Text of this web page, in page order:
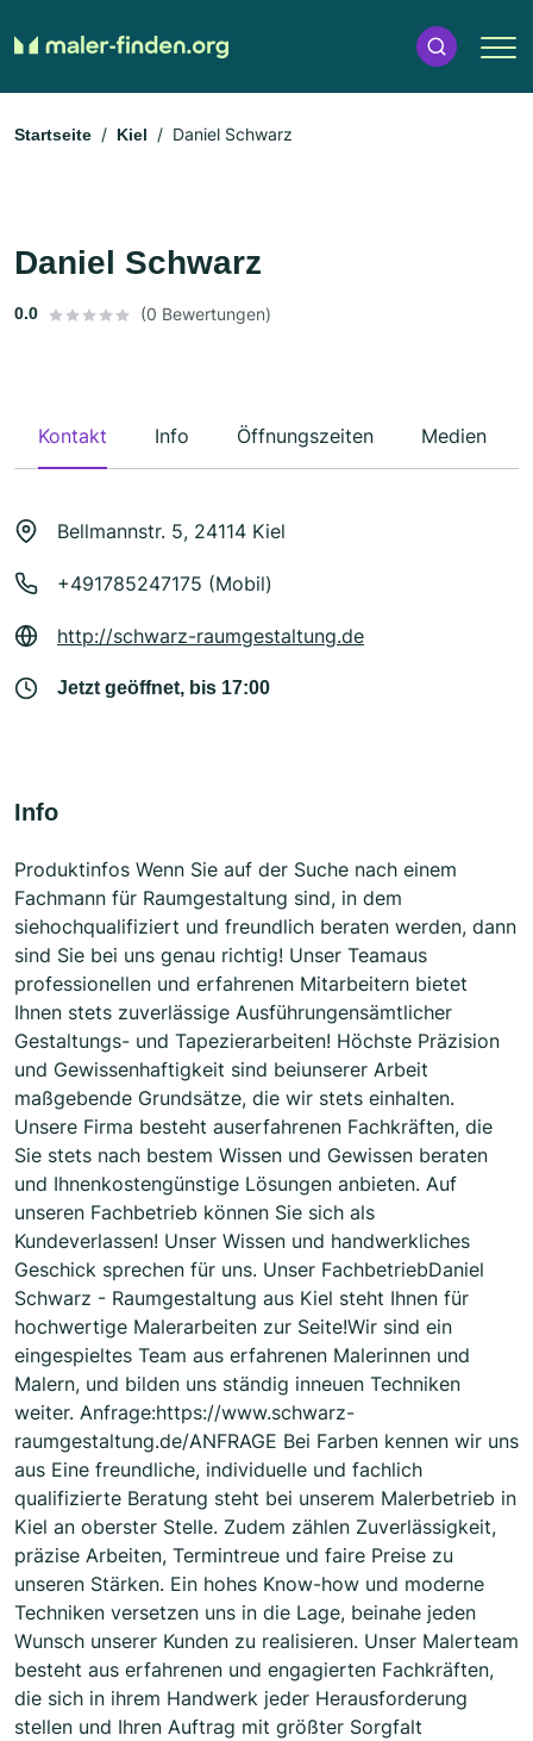
Startseite Kiel Daniel Schwarz
Daniel Schwarz
0.0 (0 Bewertungen)
Kontakt Info Öffnungszeiten Medien
Bellmannstr. 5, 24114 Kiel
+491785247175 (Mobil)
http://schwarz-raumgestaltung.de
Jetzt geöffnet, bis 17:00
Info
Produktinfos Wenn Sie auf der Suche nach einem
Fachmann für Raumgestaltung sind, in dem
siehochqualifiziert und freundlich beraten werden, dann
sind Sie bei uns genau richtig! Unser Teamaus
professionellen und erfahrenen Mitarbeitern bietet
Ihnen stets zuverlässige Ausführungensämtlicher
Gestaltungs- und Tapezierarbeiten! Höchste Präzision
und Gewissenhaftigkeit sind beiunserer Arbeit
maßgebende Grundsätze, die wir stets einhalten.
Unsere Firma besteht auserfahrenen Fachkräften, die
Sie stets nach bestem Wissen und Gewissen beraten
und Ihnenkostengünstige Lösungen anbieten. Auf
unseren Fachbetrieb können Sie sich als
Kundeverlassen! Unser Wissen und handwerkliches
Geschick sprechen für uns. Unser FachbetriebDaniel
Schwarz - Raumgestaltung aus Kiel steht Ihnen für
hochwertige Malerarbeiten zur Seite!Wir sind ein
eingespieltes Team aus erfahrenen Malerinnen und
Malern, und bilden uns ständig inneuen Techniken
weiter. Anfrage:https://www.schwarz-
raumgestaltung.de/ANFRAGE Bei Farben kennen wir uns
aus Eine freundliche, individuelle und fachlich
qualifizierte Beratung steht bei unserem Malerbetrieb in
Kiel an oberster Stelle. Zudem zählen Zuverlässigkeit,
präzise Arbeiten, Termintreue und faire Preise zu
unseren Stärken. Ein hohes Know-how und moderne
Techniken versetzen uns in die Lage, beinahe jeden
Wunsch unserer Kunden zu realisieren. Unser Malerteam
besteht aus erfahrenen und engagierten Fachkräften,
die sich in ihrem Handwerk jeder Herausforderung
stellen und Ihren Auftrag mit größter Sorgfalt